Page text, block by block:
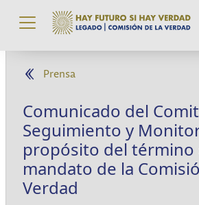
Pasar al contenido principal
Prensa
Comunicado del
Seguimiento y
propósito del término
mandato de la
Verdad